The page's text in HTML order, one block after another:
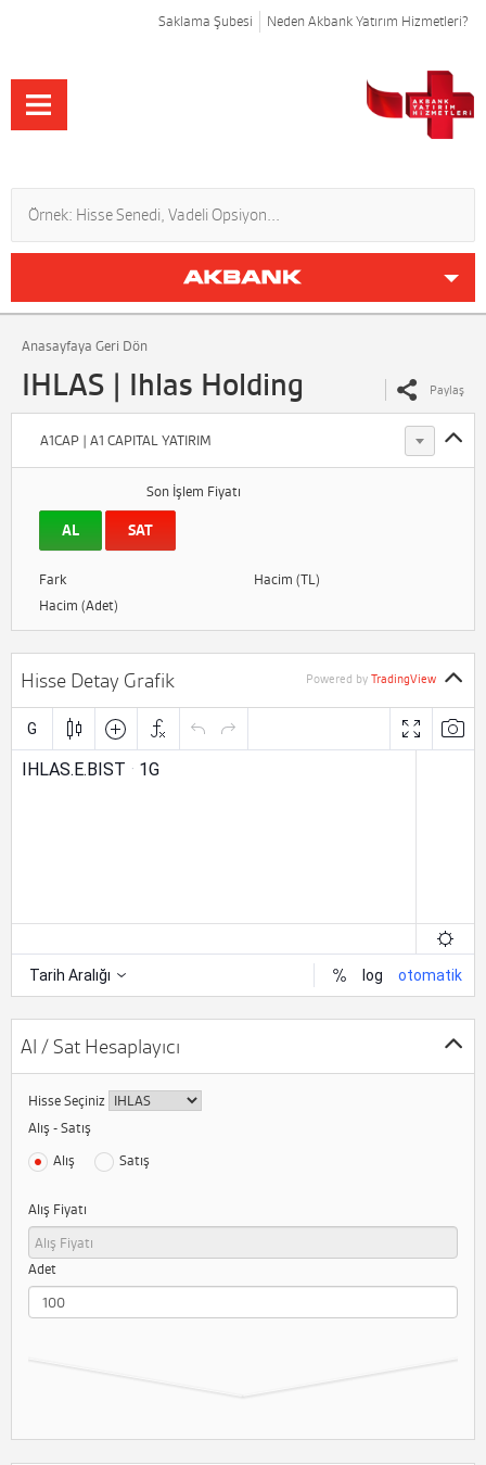
Saklama Şubesi Neden Akbank Yatırım Hizmetleri?
Anasayfaya Geri Dön
IHLAS | Ihlas Holding Paylaş
A1CAP | A1 CAPITAL YATIRIM
Son İşlem Fiyatı
AL SAT
Fark
Hacim (TL)
Hacim (Adet)
Hisse Detay Grafik Powered by TradingView
Al / Sat Hesaplayıcı
Hisse Seçiniz
Alış - Satış
Alış
Satış
Alış Fiyatı
Adet